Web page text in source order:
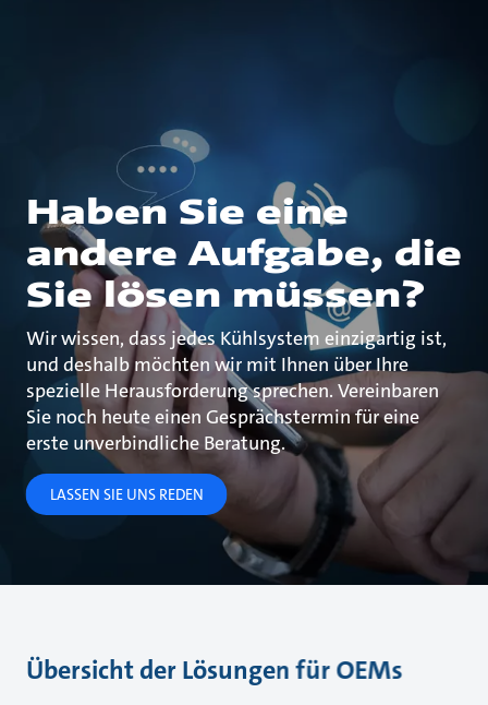
Haben Sie eine
andere Aufgabe, die
Sie lösen müssen?
Wir wissen, dass jedes Kühlsystem einzigartig ist,
und deshalb möchten wir mit Ihnen über Ihre
spezielle Herausforderung sprechen. Vereinbaren
Sie noch heute einen Gesprächstermin für eine
erste unverbindliche Beratung.
LASSEN SIE UNS REDEN
Übersicht der Lösungen für OEMs